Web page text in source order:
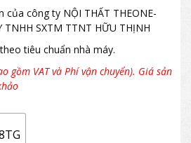
công ty NỘI THẤT THEONE-
TNHH SXTM TTNT HỮU THỊNH
tiêu chuẩn nhà máy.
gồm VAT và Phí vận chuyển). Giá sản